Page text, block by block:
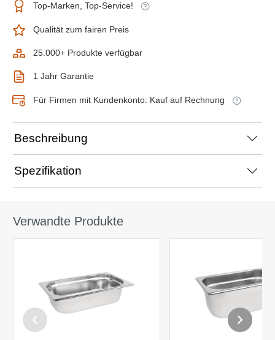
Top-Marken, Top-Service!
Qualität zum fairen Preis
25.000+ Produkte verfügbar
1 Jahr Garantie
Für Firmen mit Kundenkonto: Kauf auf Rechnung
Beschreibung
Spezifikation
Verwandte Produkte